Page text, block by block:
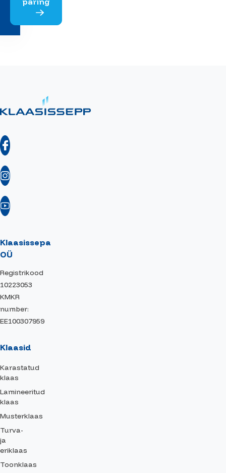
Klaasissepa
OÜ
Registrikood
10223053
KMKR
number:
EE100307959
Klaasid
Karastatud
klaas
Lamineeritud
klaas
Musterklaas
Turva-
ja
eriklaas
Toonklaas